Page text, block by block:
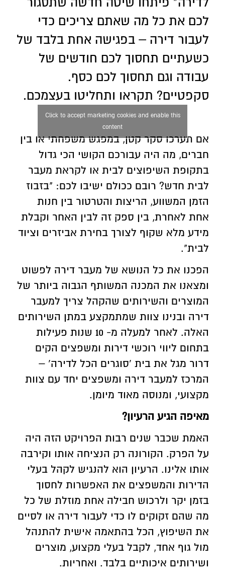
לכם את כל מה שאתם צריכים כדי
לעבור דירה – בפגישה אחת בלבד של
כשעתיים תחסוך לכם חודשים של
עבודה וגם תחסוך לכם כסף.
סקפטיים? תקראו ותחליטו בעצמכם.
Click to accept marketing cookies and enable this
content
אם תערכו סקר קטן, במפגש משפחתי או בין
חברים, מה היה עבורכם הקושי הכי גדול
בתקופת השיפוצים לבית או לקראת מעבר
לבית חדש? רובם ככולם ישיבו לכם: "בזבוז
הזמן המשווע, הריצות והטרטור בין חנות
אחת לאחרת, בין ספק זה לבין האחר וקבלת
מידע מלא שקוף לצורך בחירת אביזרים וציוד
לבית".
הפכנו את כל הנושא של מעבר דירה לפשוט
ומצאנו את המכנה המשותף הגבוה ביותר של
המוצרים והשירותים שהקהל צריך למעבר
דירה ובנינו צוות שמתמקצע במתן השירותים
האלה. לאחר למעלה מ- 10 שנות פעילות
בתחום ליווי רוכשי דירות ומשפצים הקים
דרור מגל את בית 'סוגרים הכל לדירה' –
המרכז למעבר דירה ומשפצים יחד עם צוות
מקצועי, ומנוסה מאוד מיומן.
מאיפה הגיע הרעיון?
האמת שכבר שנים רבות הפרויקט הזה היה
על הפרק. הקורונה רק הנציחה אותו וקירבה
אותו אלינו. הרעיון הוא להנגיש לקהל בעלי
הדירות והמשפצים את האפשרות לחסוך
בזמן יקר ולרכוש חבילה אחת מוזלת של כל
מה שהם זקוקים לו כדי לעבור דירה או לסיים
את השיפוץ, הכל בהתאמה אישית להתנהל
מול גוף אחד, לקבל בעלי מקצוע, מוצרים
ושירותים איכותיים בלבד. ואחריות.